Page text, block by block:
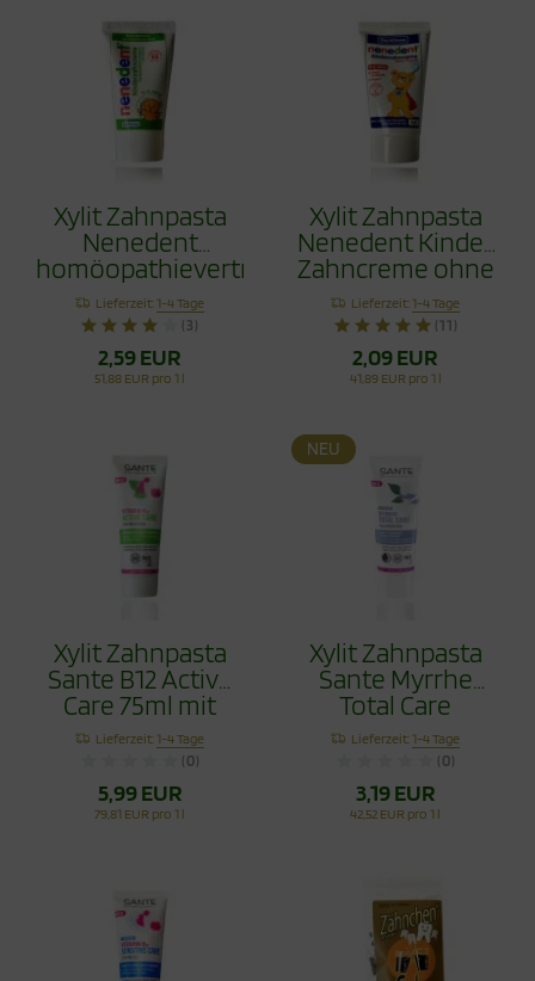
Xylit Zahnpasta
Nenedent
homöopathieverträglich
50ml
Lieferzeit:1-4 Tage
(3)
2,59 EUR
51,88 EUR pro 1 l
Xylit Zahnpasta
Nenedent Kinder
Zahncreme ohne
Fluorid 50ml
Lieferzeit:1-4 Tage
(11)
2,09 EUR
41,89 EUR pro 1 l
Xylit Zahnpasta
Sante B12 Active
Care 75ml mit
Flourid
Lieferzeit:1-4 Tage
(0)
5,99 EUR
79,81 EUR pro 1 l
NEU
Xylit Zahnpasta
Sante Myrrhe
Total Care
Fluoridfrei 75ml
Lieferzeit:1-4 Tage
(0)
3,19 EUR
42,52 EUR pro 1 l